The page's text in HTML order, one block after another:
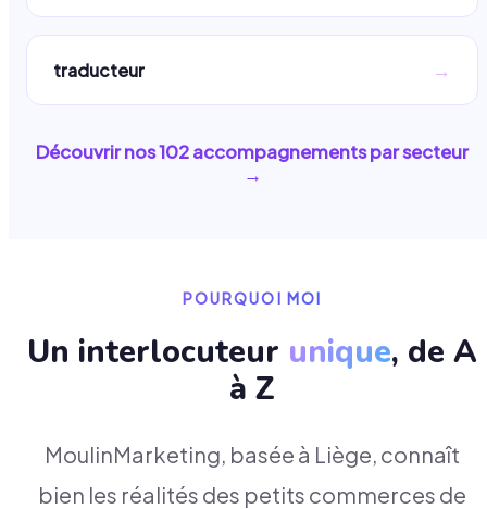
traducteur →
Découvrir nos102accompagnements par secteur
→
POURQUOI MOI
Un interlocuteur unique, de A
à Z
MoulinMarketing, basée à Liège, connaît
bien les réalités des petits commerces de